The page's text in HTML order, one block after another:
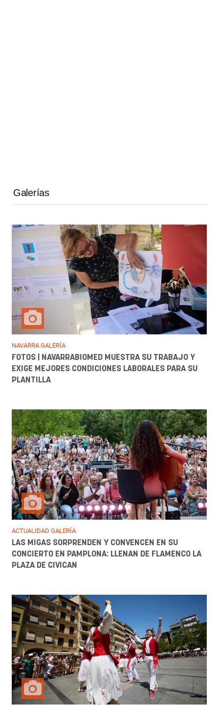
Galerías
NAVARRA GALERÍA
FOTOS | NAVARRABIOMED MUESTRA SU TRABAJO Y
EXIGE MEJORES CONDICIONES LABORALES PARA SU
PLANTILLA
ACTUALIDAD GALERÍA
LAS MIGAS SORPRENDEN Y CONVENCEN EN SU
CONCIERTO EN PAMPLONA: LLENAN DE FLAMENCO LA
PLAZA DE CIVICAN